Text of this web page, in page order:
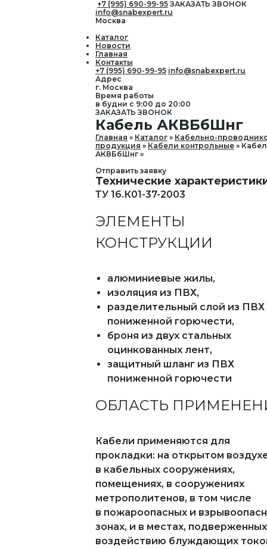
+7 (995) 690-99-95 ЗАКАЗАТЬ ЗВОНОК
info@snabexpert.ru
Москва
Каталог
Новости
Главная
Контакты
+7 (995) 690-99-95 info@snabexpert.ru
Адрес
г. Москва
Время работы
в будни с 9:00 до 20:00
ЗАКАЗАТЬ ЗВОНОК
Кабель АКВБбШнг
Главная Каталог
Кабельно-
продукция
Кабели контрольные
АКВБбШнг
Отправить заявку
Технические
ТУ 16.К01-37-2003
ЭЛЕМЕНТЫ
КОНСТРУКЦИИ
алюминиевые жилы,
изоляция из ПВХ,
разделительный слой из ПВХ
пониженной горючести,
броня из двух стальных
оцинкованных лент,
защитный шланг из ПВХ
пониженной горючести
ОБЛАСТЬ
Кабели применяются для
прокладки: на открытом
в кабельных сооружениях,
помещениях, в сооружениях
метрополитенов, в том числе
в пожароопасных и
зонах, и в местах, подверженных
воздействию блуждающих